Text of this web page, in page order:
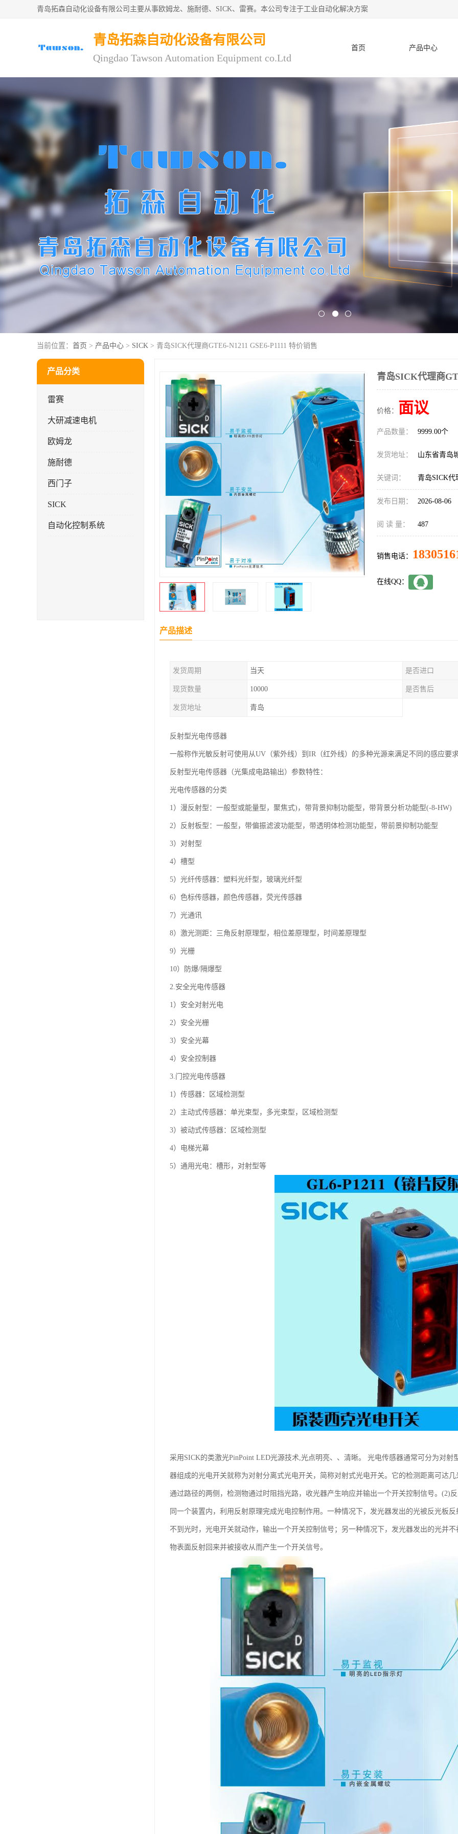
青岛拓森自动化设备有限公司主要从事欧姆龙、施耐德、SICK、雷赛。本公司专注于工业自动化解决方案
青岛拓森自动化设备有限公司
Qingdao Tawson Automation Equipment co.Ltd
首页 产品中心
当前位置： 首页 > 产品中心 > SICK > 青岛SICK代理商GTE6-N1211 GSE6-P1111 特价销售
产品分类
雷赛
大研减速电机
欧姆龙
施耐德
西门子
SICK
自动化控制系统
青岛SICK代理商
价格： 面议
产品数量： 9999.00个
发货地址： 山东省青岛
关键词： 青岛SICK代
发布日期： 2026-08-06
阅 读 量： 487
销售电话：
在线QQ：
产品描述
发货周期 当天 是否进口
现货数量 10000 是否售后
发货地址 青岛
反射型光电传感器
一般称作光敏反射可使用从UV（紫外线）到IR（红外线）的多种光源来满足不同的感应要
反射型光电传感器（光集成电路输出）参数特性：
光电传感器的分类
1）漫反射型：一般型或能量型，聚焦式)，带背景抑制功能型，带背景分析功能型(-8-HW)
2）反射板型：一般型，带偏振滤波功能型，带透明体检测功能型，带前景抑制功能型
3）对射型
4）槽型
5）光纤传感器：塑料光纤型，玻璃光纤型
6）色标传感器，颜色传感器，荧光传感器
7）光通讯
8）激光测距：三角反射原理型，相位差原理型，时间差原理型
9）光栅
10）防爆/隔爆型
2.安全光电传感器
1）安全对射光电
2）安全光栅
3）安全光幕
4）安全控制器
3.门控光电传感器
1）传感器：区域检测型
2）主动式传感器：单光束型，多光束型，区域检测型
3）被动式传感器：区域检测型
4）电梯光幕
5）通用光电：槽形，对射型等
采用SICK的类激光PinPoint LED光源技术,光点明亮、、清晰。 光电传感器通常可分为对
器组成的光电开关就称为对射分离式光电开关，简称对射式光电开关。它的检测距离可达
通过路径的两侧，检测物通过时阻挡光路，收光器产生响应并输出一个开关控制信号。(2)
同一个装置内，利用反射原理完成光电控制作用。一种情况下，发光器发出的光被反光板
不到光时，光电开关就动作，输出一个开关控制信号；另一种情况下，发光器发出的光并
物表面反射回来并被接收从而产生一个开关信号。